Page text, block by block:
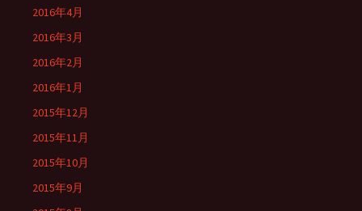
2016年4月
2016年3月
2016年2月
2016年1月
2015年12月
2015年11月
2015年10月
2015年9月